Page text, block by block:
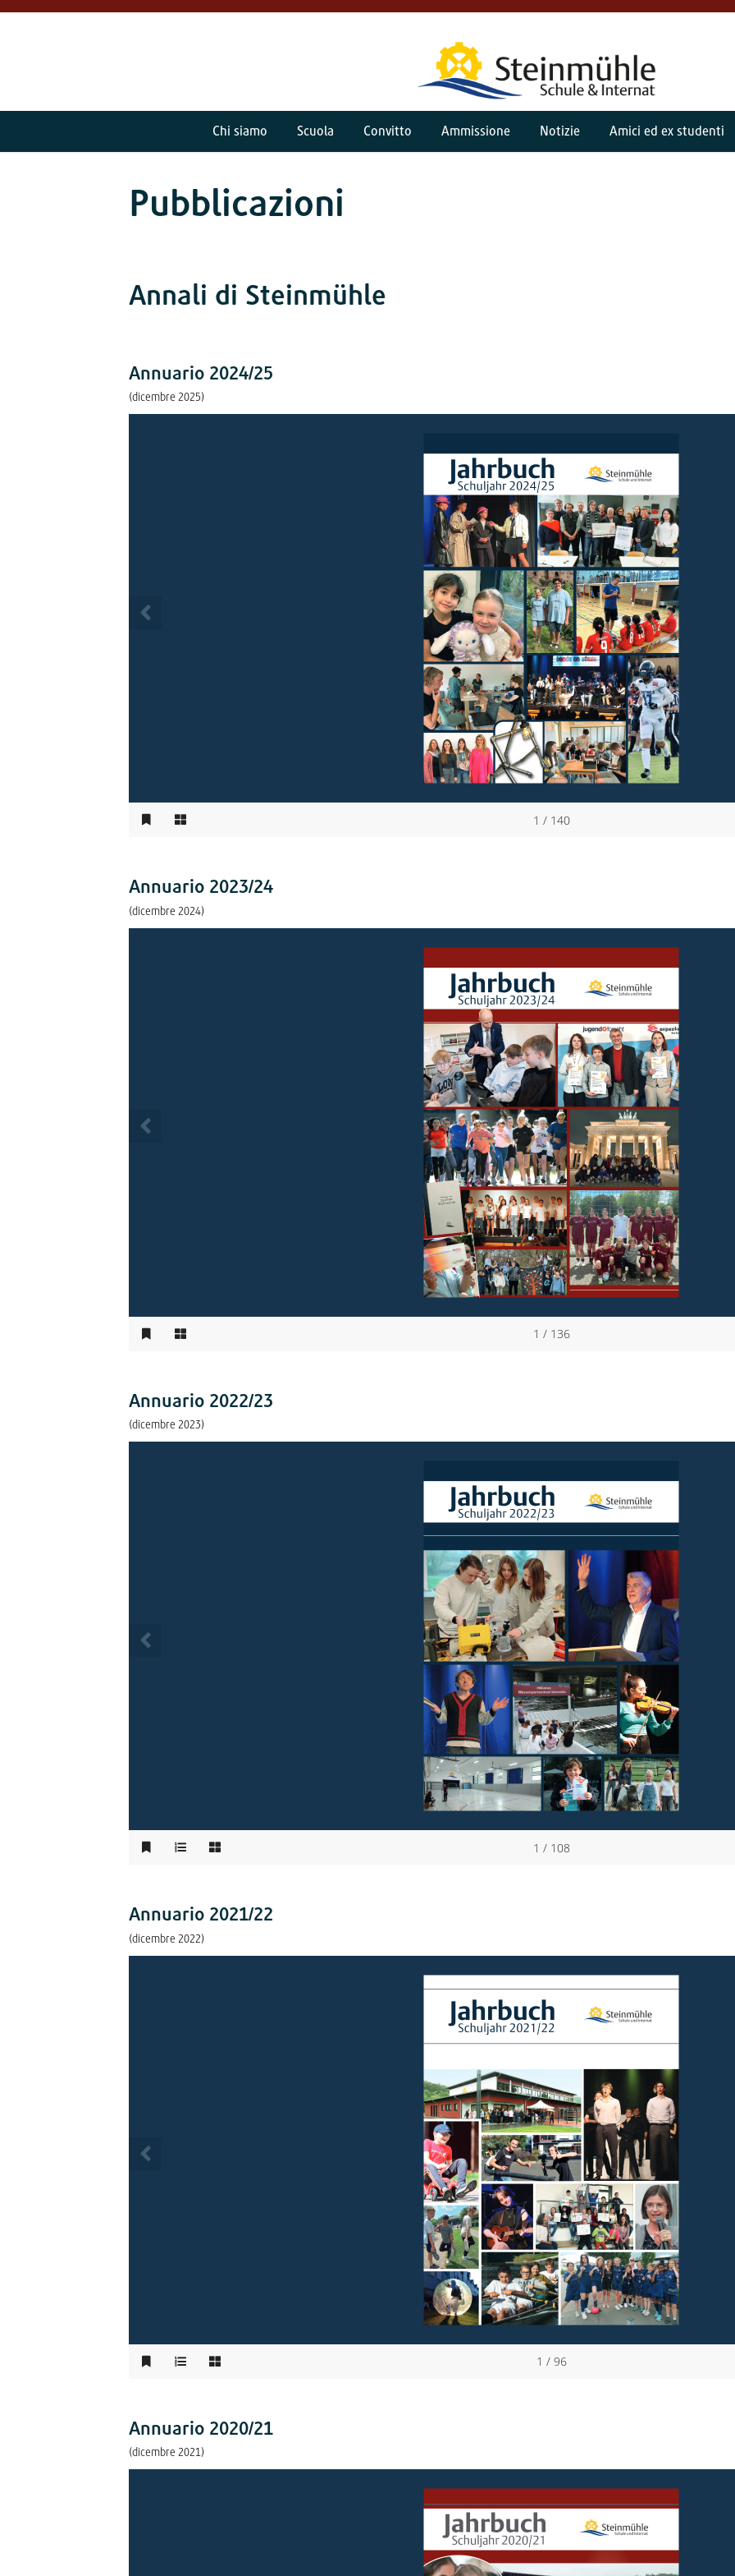
Chi siamo Scuola Convitto Ammissione Notizie Amici ed ex studenti
Pubblicazioni
Annali di Steinmühle
Annuario 2024/25
(dicembre 2025)
Fotos
bearbeitet
Jahrbuch
Schuljahr 2024/25
1 / 140
Annuario 2023/24
(dicembre 2024)
Jahrbuch
Schuljahr 2023/24
1 / 136
Annuario 2022/23
(dicembre 2023)
Jahrbuch
Schuljahr 2022/23
1 / 108
Annuario 2021/22
(dicembre 2022)
Jahrbuch
Schuljahr 2021/22
1 / 96
Annuario 2020/21
(dicembre 2021)
Jahrbuch
Schuljahr 2020/21